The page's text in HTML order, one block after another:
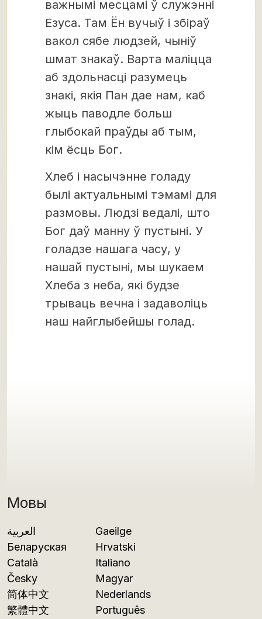
Мовы
العربية
Беларуская
Català
Česky
简体中文
繁體中文
Gaeilge
Hrvatski
Italiano
Magyar
Nederlands
Português
важнымі месцамі ў служэнні
Езуса. Там Ён вучыў і збіраў
вакол сябе людзей, чыніў
шмат знакаў. Варта маліцца
аб здольнасці разумець
знакі, якія Пан дае нам, каб
жыць паводле больш
глыбокай праўды аб тым,
кім ёсць Бог.
Хлеб і насычэнне голаду
былі актуальнымі тэмамі для
размовы. Людзі ведалі, што
Бог даў манну ў пустыні. У
голадзе нашага часу, у
нашай пустыні, мы шукаем
Хлеба з неба, які будзе
трываць вечна і задаволіць
наш найглыбейшы голад.